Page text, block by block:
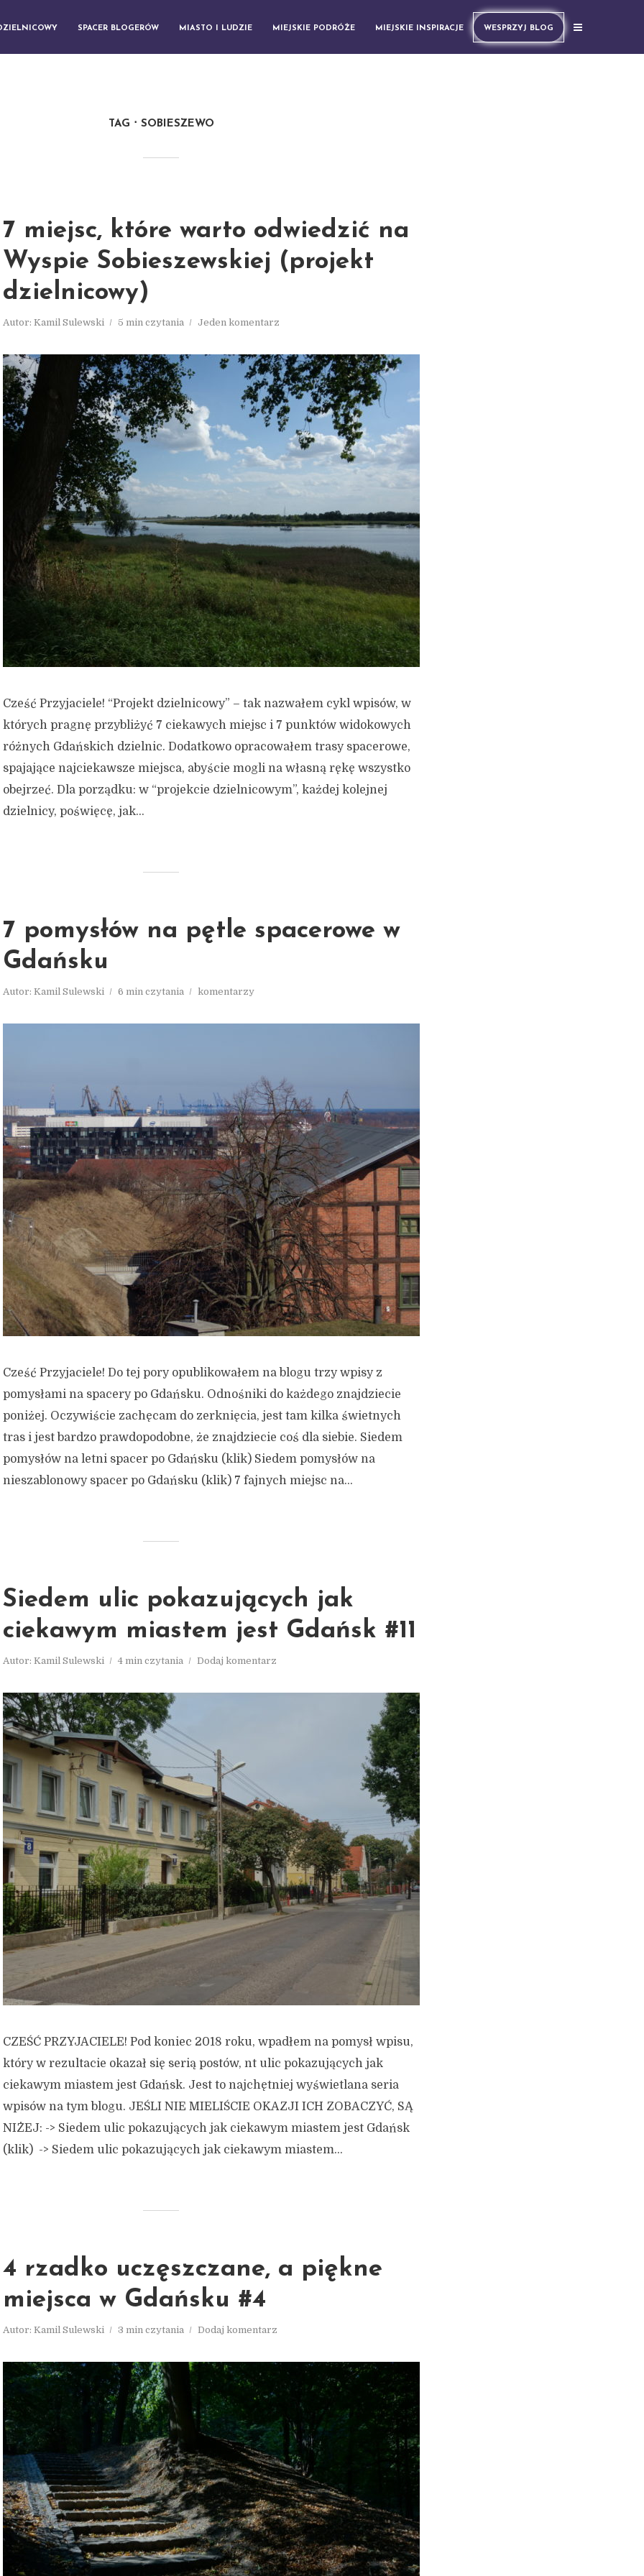
SPACER BLOGERÓW MIASTO I LUDZIE MIEJSKIE PODRÓŻE MIEJSKIE INSPIRACJE WESPRZYJ BLOG
TAG SOBIESZEWO
7 miejsc, które warto odwiedzić na
Wyspie Sobieszewskiej (projekt
dzielnicowy)
Autor: Kamil Sulewski 5 min czytania Jeden komentarz
Cześć Przyjaciele! “Projekt dzielnicowy” – tak nazwałem cykl wpisów, w
których pragnę przybliżyć 7 ciekawych miejsc i 7 punktów widokowych
różnych Gdańskich dzielnic. Dodatkowo opracowałem trasy spacerowe,
spajające najciekawsze miejsca, abyście mogli na własną rękę wszystko
obejrzeć. Dla porządku: w “projekcie dzielnicowym”, każdej kolejnej
dzielnicy, poświęcę, jak...
7 pomysłów na pętle spacerowe w
Gdańsku
Autor: Kamil Sulewski 6 min czytania komentarzy
Cześć Przyjaciele! Do tej pory opublikowałem na blogu trzy wpisy z
pomysłami na spacery po Gdańsku. Odnośniki do każdego znajdziecie
poniżej. Oczywiście zachęcam do zerknięcia, jest tam kilka świetnych
tras i jest bardzo prawdopodobne, że znajdziecie coś dla siebie. Siedem
pomysłów na letni spacer po Gdańsku (klik) Siedem pomysłów na
nieszablonowy spacer po Gdańsku (klik) 7 fajnych miejsc na...
Siedem ulic pokazujących jak
ciekawym miastem jest Gdańsk #11
Autor: Kamil Sulewski 4 min czytania Dodaj komentarz
CZEŚĆ PRZYJACIELE! Pod koniec 2018 roku, wpadłem na pomysł wpisu,
który w rezultacie okazał się serią postów, nt ulic pokazujących jak
ciekawym miastem jest Gdańsk. Jest to najchętniej wyświetlana seria
wpisów na tym blogu. JEŚLI NIE MIELIŚCIE OKAZJI ICH ZOBACZYĆ, SĄ
NIŻEJ: -> Siedem ulic pokazujących jak ciekawym miastem jest Gdańsk
(klik) -> Siedem ulic pokazujących jak ciekawym miastem...
4 rzadko uczęszczane, a piękne
miejsca w Gdańsku #4
Autor: Kamil Sulewski 3 min czytania Dodaj komentarz